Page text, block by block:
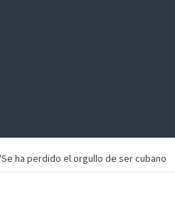
ha perdido el orgullo de ser cubano